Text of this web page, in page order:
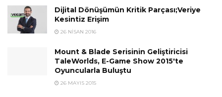
Dijital Dönüşümün Kritik Parçası;Veriye
Kesintiz Erişim
26 NISAN 2016
Mount & Blade Serisinin Geliştiricisi
TaleWorlds, E-Game Show 2015'te
Oyuncularla Buluştu
26 MAYIS 2015